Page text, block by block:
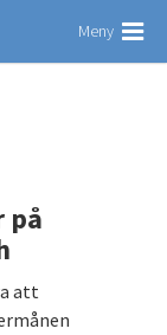
Meny
på
att